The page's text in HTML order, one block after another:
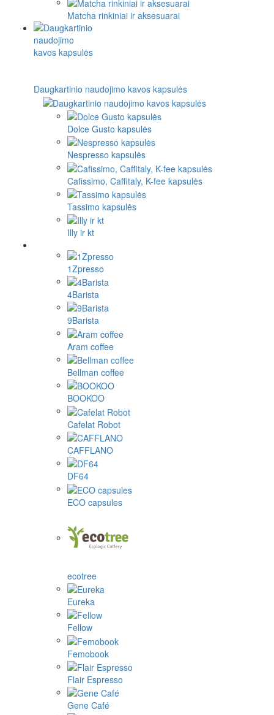
Matcha rinkiniai ir aksesuarai
Daugkartinio naudojimo kavos kapsulės
Dolce Gusto kapsulės
Nespresso kapsulės
Cafissimo, Caffitaly, K-fee kapsulės
Tassimo kapsulės
Illy ir kt
1Zpresso
4Barista
9Barista
Aram coffee
Bellman coffee
BOOKOO
Cafelat Robot
CAFFLANO
DF64
ECO capsules
ecotree
Eureka
Fellow
Femobook
Flair Espresso
Gene Café